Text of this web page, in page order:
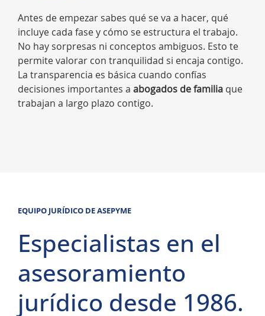
Antes de empezar sabes qué se va a hacer, qué
incluye cada fase y cómo se estructura el trabajo.
No hay sorpresas ni conceptos ambiguos. Esto te
permite valorar con tranquilidad si encaja contigo.
La transparencia es básica cuando confías
decisiones importantes a abogados de familia que
trabajan a largo plazo contigo.
EQUIPO JURÍDICO DE ASEPYME
Especialistas en el
asesoramiento
jurídico desde 1986.